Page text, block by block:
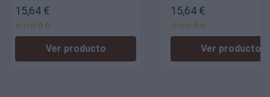
15,64 €
Ver producto
15,64 €
Ver producto